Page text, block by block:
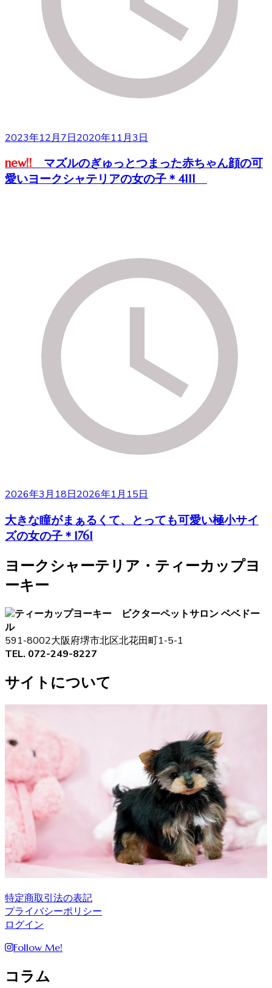
2023年12月7日2020年11月3日
new!! マズルのぎゅっとつまった赤ちゃん顔の可
愛いヨークシャテリアの女の子＊4111
2026年3月18日2026年1月15日
大きな瞳がまぁるくて、とっても可愛い極小サイ
ズの女の子＊1761
ヨークシャーテリア・ティーカップヨ
ーキー
ペットサロン ベベドー
ル
591-8002大阪府堺市北区北花田町1-5-1
TEL. 072-249-8227
サイトについて
特定商取引法の表記
プライバシーポリシー
ログイン
Follow Me!
コラム